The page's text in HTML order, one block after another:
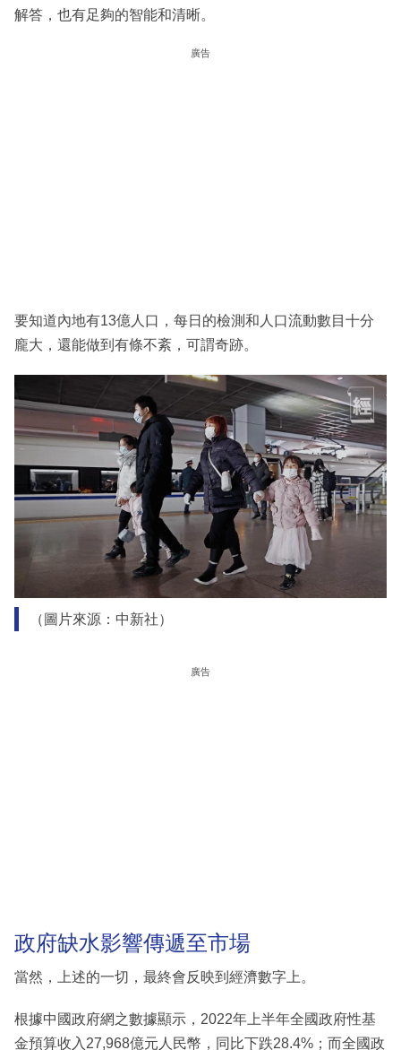
解答，也有足夠的智能和清晰。
廣告
要知道內地有13億人口，每日的檢測和人口流動數目十分
龐大，還能做到有條不紊，可謂奇跡。
（圖片來源：中新社）
廣告
政府缺水影響傳遞至市場
當然，上述的一切，最終會反映到經濟數字上。
根據中國政府網之數據顯示，2022年上半年全國政府性基
金預算收入27,968億元人民幣，同比下跌28.4%；而全國政